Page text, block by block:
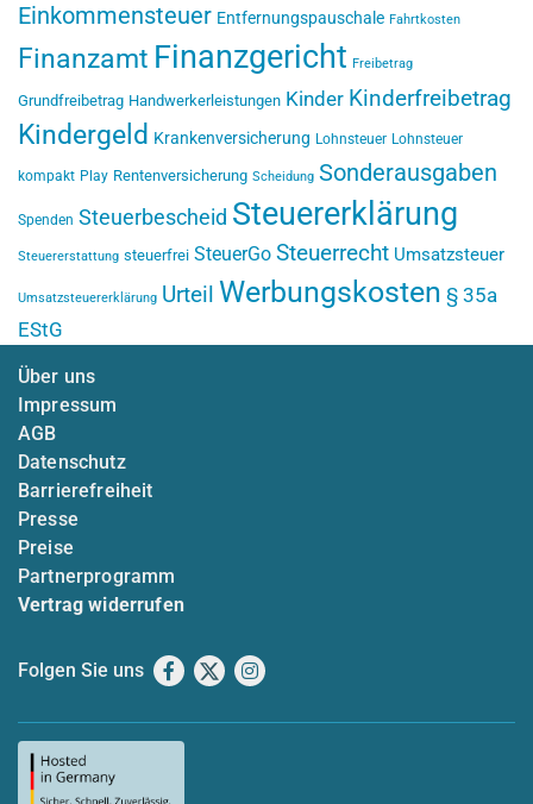
Einkommensteuer Entfernungspauschale Fahrtkosten
Finanzamt Finanzgericht Freibetrag
Grundfreibetrag Handwerkerleistungen Kinder Kinderfreibetrag
Kindergeld Krankenversicherung Lohnsteuer Lohnsteuer
kompakt Play Rentenversicherung Scheidung Sonderausgaben
Spenden Steuerbescheid Steuererklärung
Steuererstattung steuerfrei SteuerGo Steuerrecht Umsatzsteuer
Umsatzsteuererklärung Urteil Werbungskosten § 35a
EStG
Über uns
Impressum
AGB
Datenschutz
Barrierefreiheit
Presse
Preise
Partnerprogramm
Vertrag widerrufen
Folgen Sie uns Facebook
X Instagram